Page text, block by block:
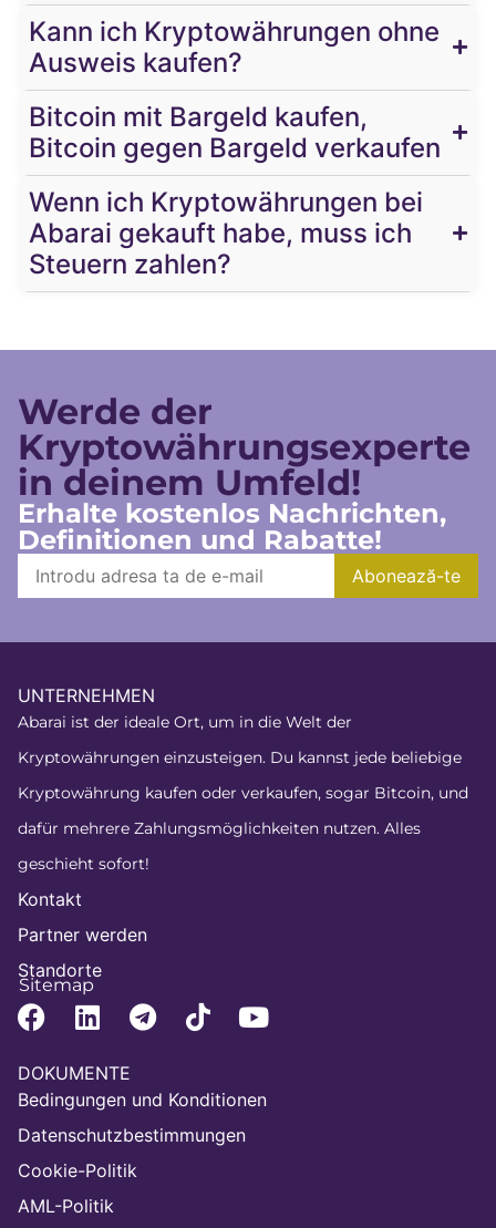
Kann ich Kryptowährungen ohne
Ausweis kaufen?
Bitcoin mit Bargeld kaufen,
Bitcoin gegen Bargeld verkaufen
Wenn ich Kryptowährungen bei
Abarai gekauft habe, muss ich
Steuern zahlen?
Werde der
Kryptowährungsexperte
in deinem Umfeld!
Erhalte kostenlos Nachrichten,
Definitionen und Rabatte!
UNTERNEHMEN
Abarai ist der ideale Ort, um in die Welt der
Kryptowährungen einzusteigen. Du kannst jede beliebige
Kryptowährung kaufen oder verkaufen, sogar Bitcoin, und
dafür mehrere Zahlungsmöglichkeiten nutzen. Alles
geschieht sofort!
Kontakt
Partner werden
Standorte
Sitemap
DOKUMENTE
Bedingungen und Konditionen
Datenschutzbestimmungen
Cookie-Politik
AML-Politik